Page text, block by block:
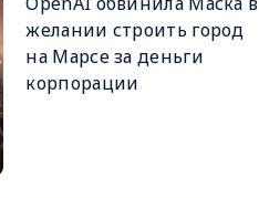
желании строить город
на Марсе за деньги
корпорации